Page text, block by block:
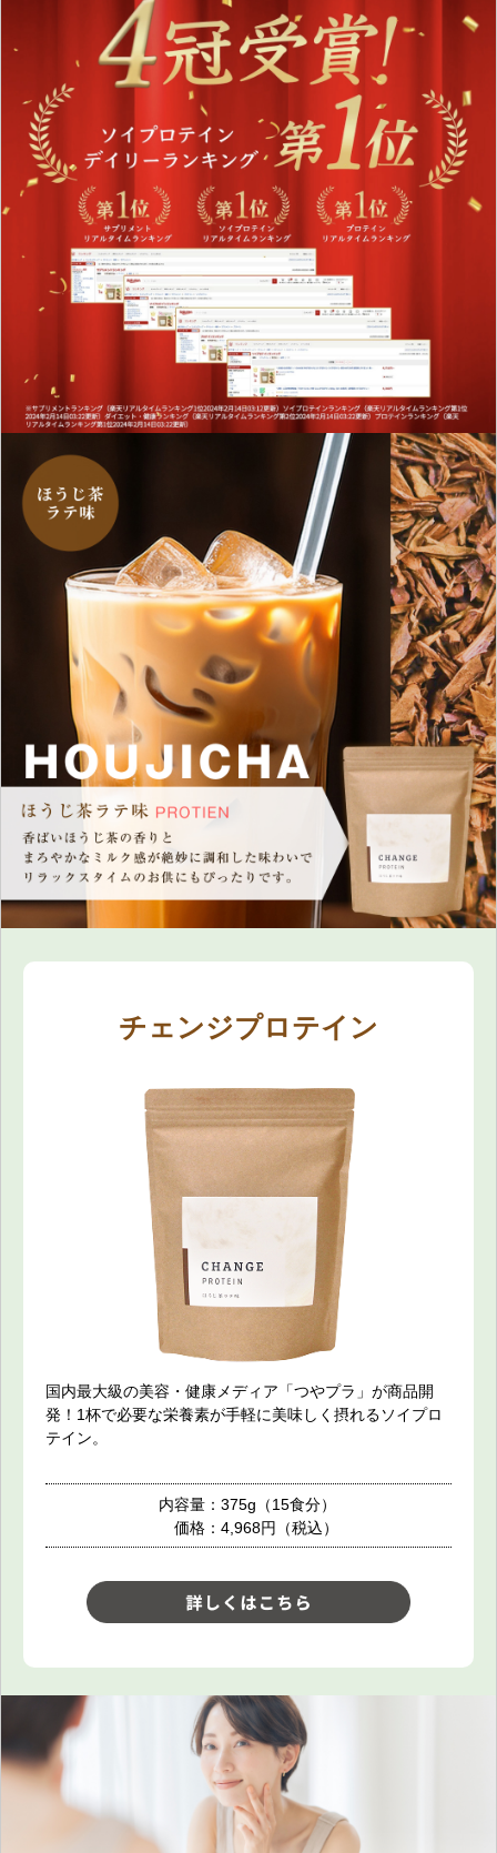
チェンジプロテイン
国内最大級の美容・健康メディア「つやプラ」が商品開
発！ 1杯で必要な栄養素が手軽に美味しく摂れるソイプロ
テイン。
内容量： 375g（15食分）
価格： 4,968円（税込）